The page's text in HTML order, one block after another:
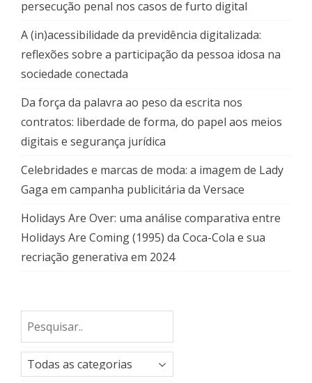
persecução penal nos casos de furto digital
A (in)acessibilidade da previdência digitalizada:
reflexões sobre a participação da pessoa idosa na
sociedade conectada
Da força da palavra ao peso da escrita nos
contratos: liberdade de forma, do papel aos meios
digitais e segurança jurídica
Celebridades e marcas de moda: a imagem de Lady
Gaga em campanha publicitária da Versace
Holidays Are Over: uma análise comparativa entre
Holidays Are Coming (1995) da Coca-Cola e sua
recriação generativa em 2024